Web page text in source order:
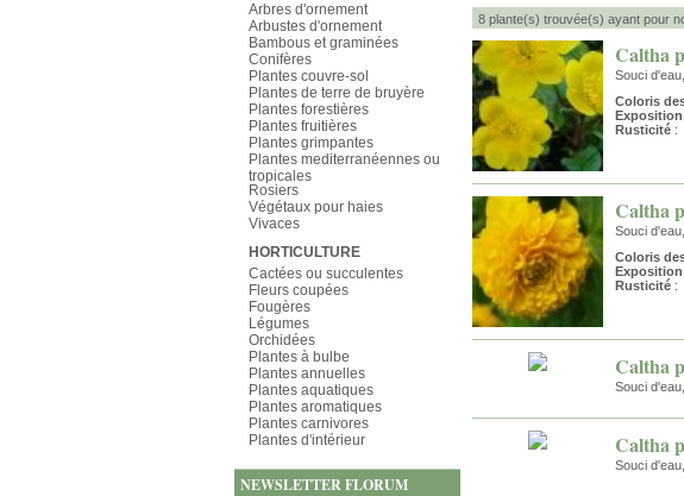
Arbres d'ornement
Arbustes d'ornement
Bambous et graminées
Conifères
Plantes couvre-sol
Plantes de terre de bruyère
Plantes forestières
Plantes fruitières
Plantes grimpantes
Plantes mediterranéennes ou
tropicales
Rosiers
Végétaux pour haies
Vivaces
HORTICULTURE
Cactées ou succulentes
Fleurs coupées
Fougères
Légumes
Orchidées
Plantes à bulbe
Plantes annuelles
Plantes aquatiques
Plantes aromatiques
Plantes carnivores
Plantes d'intérieur
NEWSLETTER FLORUM
8 plante(s) trouvée(s) ayant pour
Caltha
Souci
Coloris
Exposition
Rusticité :
Caltha
Souci
Coloris
Exposition
Rusticité :
Caltha
Souci
Caltha
Souci